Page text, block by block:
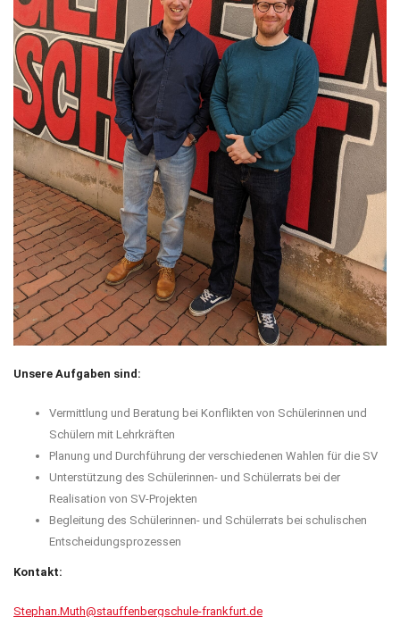
Unsere Aufgaben sind:
Vermittlung und Beratung bei Konflikten von Schülerinnen und
Schülern mit Lehrkräften
Planung und Durchführung der verschiedenen Wahlen für die SV
Unterstützung des Schülerinnen- und Schülerrats bei der
Realisation von SV-Projekten
Begleitung des Schülerinnen- und Schülerrats bei schulischen
Entscheidungsprozessen
Kontakt:
Stephan.Muth@stauffenbergschule-frankfurt.de